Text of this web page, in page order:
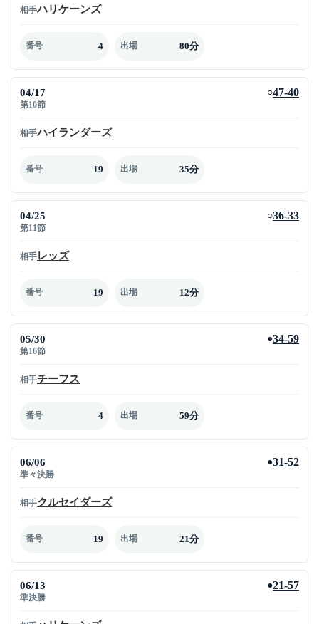
相手ハリケーンズ
番号 4 出場 80分
04/17
第10節
○47-40
相手ハイランダーズ
番号 19 出場 35分
04/25
第11節
○36-33
相手レッズ
番号 19 出場 12分
05/30
第16節
●34-59
相手チーフス
番号 4 出場 59分
06/06
準々決勝
●31-52
相手クルセイダーズ
番号 19 出場 21分
06/13
準決勝
●21-57